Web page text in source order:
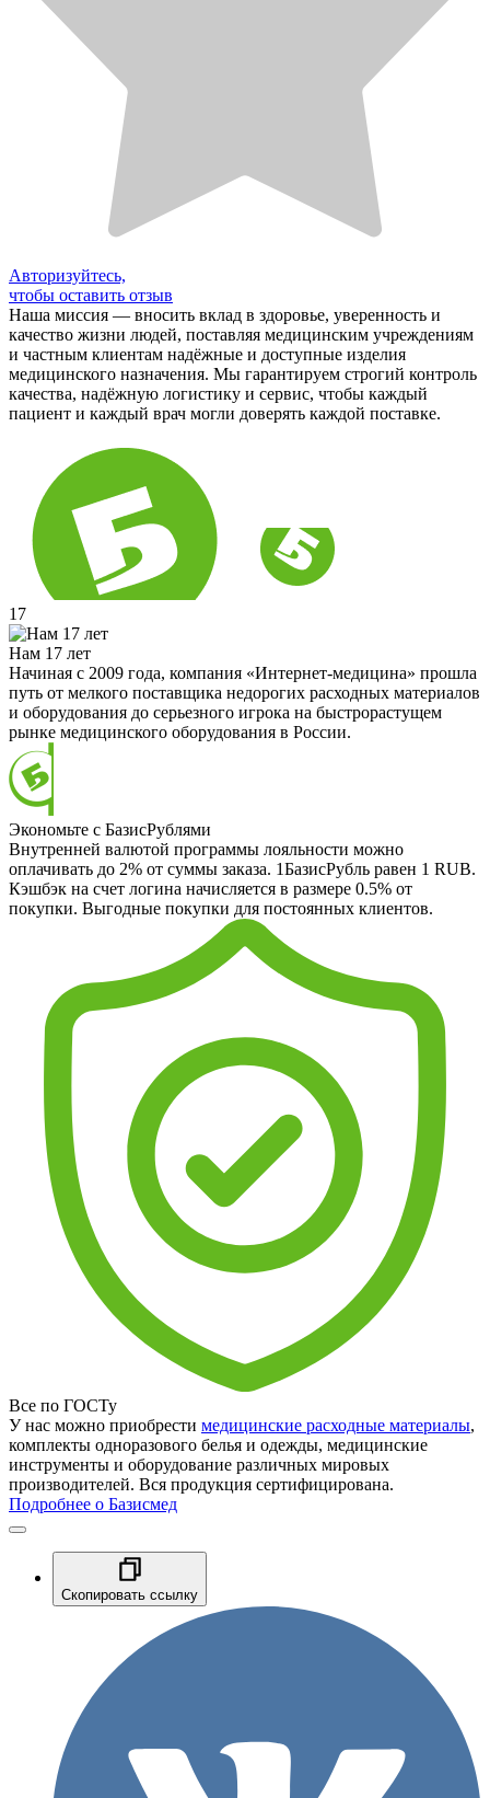
Авторизуйтесь,
чтобы оставить отзыв
Наша миссия — вносить вклад в здоровье, уверенность и
качество жизни людей, поставляя медицинским учреждениям
и частным клиентам надёжные и доступные изделия
медицинского назначения. Мы гарантируем строгий контроль
качества, надёжную логистику и сервис, чтобы каждый
пациент и каждый врач могли доверять каждой поставке.
17
Нам 17 лет
Начиная с 2009 года, компания «Интернет-медицина» прошла
путь от мелкого поставщика недорогих расходных материалов
и оборудования до серьезного игрока на быстрорастущем
рынке медицинского оборудования в России.
Экономьте с БазисРублями
Внутренней валютой программы лояльности можно
оплачивать до 2% от суммы заказа. 1БазисРубль равен 1 RUB.
Кэшбэк на счет логина начисляется в размере 0.5% от
покупки. Выгодные покупки для постоянных клиентов.
Все по ГОСТу
У нас можно приобрести медицинские расходные материалы,
комплекты одноразового белья и одежды, медицинские
инструменты и оборудование различных мировых
производителей. Вся продукция сертифицирована.
Подробнее о Базисмед
Скопировать ссылку